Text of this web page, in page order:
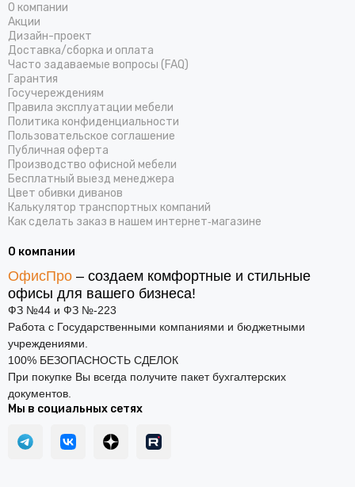
О компании
Акции
Дизайн-проект
Доставка/cборка и оплата
Часто задаваемые вопросы (FAQ)
Гарантия
Госучереждениям
Правила эксплуатации мебели
Политика конфиденциальности
Пользовательское соглашение
Публичная оферта
Производство офисной мебели
Бесплатный выезд менеджера
Цвет обивки диванов
Калькулятор транспортных компаний
Как сделать заказ в нашем интернет‑магазине
О компании
ОфисПро – создаем комфортные и стильные
офисы для вашего бизнеса!
ФЗ №44 и ФЗ №-223
Работа с Государственными компаниями и бюджетными
учреждениями.
100% БЕЗОПАСНОСТЬ СДЕЛОК
При покупке Вы всегда получите пакет бухгалтерских
документов.
Мы в социальных сетях